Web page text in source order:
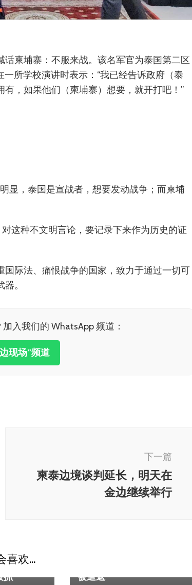
柬埔寨：不服来战。该名军官为泰国第二区
一所学校演讲时表示：“我已经告诉政府（泰
，如果他们（柬埔寨）想要，就开打吧！”
显，泰国是宣战者，想要发动战争；而柬埔
这种不文明言论，要记录下来作为历史的证
际法、痛恨战争的国家，致力于通过一切可
。
入我们的 WhatsApp 频道：
现场”频道
下一篇
柬泰边境谈判延长，明天在
金边继续举行
喜欢...
西港36
抓
被遣返